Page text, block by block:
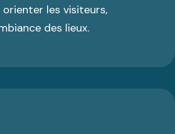
les visiteurs,
des lieux.